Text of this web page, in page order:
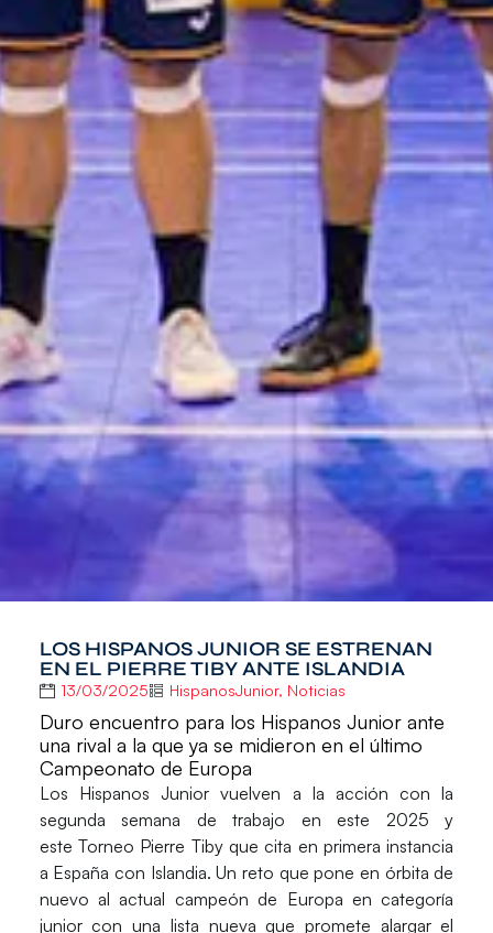
LOS HISPANOS JUNIOR SE ESTRENAN
EN EL PIERRE TIBY ANTE ISLANDIA
13/03/2025 HispanosJunior, Noticias
Duro encuentro para los Hispanos Junior ante
una rival a la que ya se midieron en el último
Campeonato de Europa
Los Hispanos Juniorvuelven a la acción con la
segunda semana de trabajo en este 2025 y
esteTorneo Pierre Tibyque cita en primera instancia
a España con Islandia. Un reto que pone en órbita de
nuevo al actual campeón de Europa en categoría
junior con una lista nueva que promete alargar el